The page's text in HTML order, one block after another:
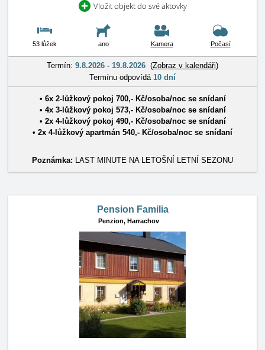
Vložit objekt do své aktovky
53 lůžek ano Kamera Počasí
Termín: 9.8.2026 - 19.8.2026 (Zobraz v kalendáři)
Termínu odpovídá 10 dní
• 6x 2-lůžkový pokoj 700,- Kč/osoba/nocse snídaní
• 4x 3-lůžkový pokoj 573,- Kč/osoba/nocse snídaní
• 2x 4-lůžkový pokoj 490,- Kč/osoba/nocse snídaní
• 2x 4-lůžkový apartmán 540,- Kč/osoba/noc se snídaní
Poznámka: LAST MINUTE NA LETOŠNÍ LETNÍ SEZONU
Pension Familia
Penzion, Harrachov